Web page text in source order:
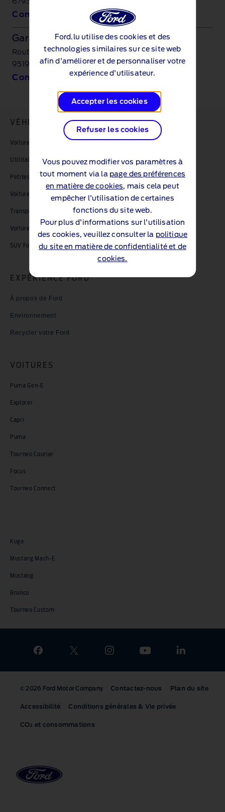
6793 GREVENMACHER
Contactez-moi
Garage Schiltz Frères
Route d'Ettelbruck 100
9519 WILTZ
Contactez-moi
Ford.lu utilise des cookies et des
technologies similaires sur ce site web
afin d'améliorer et de personnaliser votre
expérience d'utilisateur.
Accepter les cookies
Refuser les cookies
Vous pouvez modifier vos paramètres à
tout moment via la page des préférences
en matière de cookies, mais cela peut
empêcher l'utilisation de certaines
fonctions du site web.
Pour plus d'informations sur l'utilisation
des cookies, veuillez consulter la politique
du site en matière de confidentialité et de
cookies.
VÉHICULES
Voitures
Utilitaires & pick-ups
Petites voitures Ford
Voitures familiales Ford
Transport de personnes Ford
Voitures sportives Ford Performance
SUV Ford
EXPÉRIENCE FORD
À propos de Ford
Environnement
Recycler votre Ford
VOITURES
Puma Gen-E
Explorer
Capri
Puma
Tourneo Courier
Focus
Tourneo Connect
Kuga
Mustang Mach-E
Mustang
Bronco
Tourneo Custom
© 2026 Ford Motor Company Contactez-nous Plan du site
Accessibilité Conditions générales & Vie privée
CO₂ et consommations